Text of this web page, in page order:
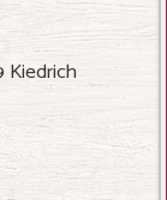
Kiedrich